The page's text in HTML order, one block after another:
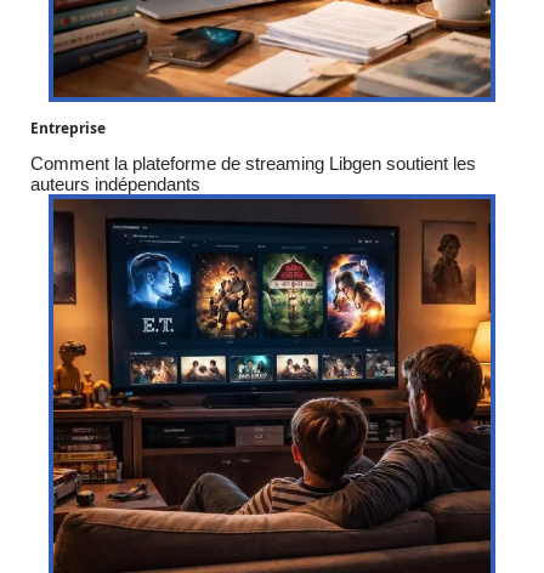
Entreprise
Comment la plateforme de streaming Libgen soutient les
auteurs indépendants